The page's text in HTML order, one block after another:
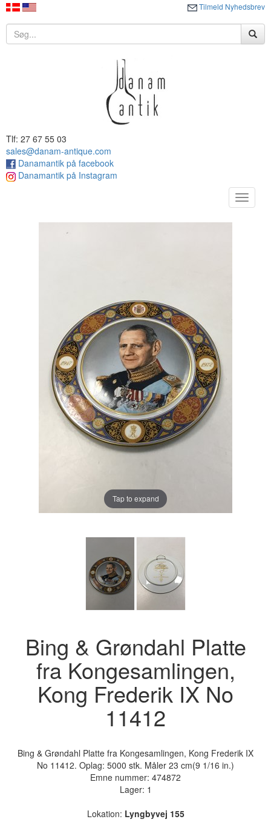
Tilmeld Nyhedsbrev
Tlf: 27 67 55 03
sales@danam-antique.com
Danamantik på facebook
Danamantik på Instagram
Toggle
Tap to expand
Bing & Grøndahl Platte
fra Kongesamlingen,
Kong Frederik IX No
11412
Bing & Grøndahl Platte fra Kongesamlingen, Kong Frederik IX
No 11412. Oplag: 5000 stk. Måler 23 cm(9 1/16 in.)
Emne nummer: 474872
Lager: 1
Lokation: Lyngbyvej 155